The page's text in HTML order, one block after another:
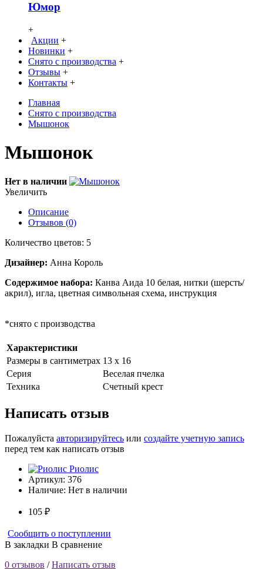
Юмор
+
Акции +
Новинки +
Снято с производства +
Отзывы +
Контакты +
Главная
Снято с производства
Мышонок
Мышонок
Нет в наличии
Увеличить
Описание
Отзывов (0)
Количество цветов: 5
Дизайнер: Анна Король
Содержимое набора: Канва Аида 10 белая, нитки (шерсть/
акрил), игла, цветная символьная схема, инструкция
*снято с производства
Характеристики
Размеры в сантиметрах 13 х 16
Серия
Веселая пчелка
Техника
Счетный крест
Написать отзыв
Пожалуйста авторизируйтесь или создайте учетную запись
перед тем как написать отзыв
Риолис
Артикул: 376
Наличие: Нет в наличии
105 ₽
Сообщить о поступлении
В закладки В сравнение
0 отзывов /Написать отзыв